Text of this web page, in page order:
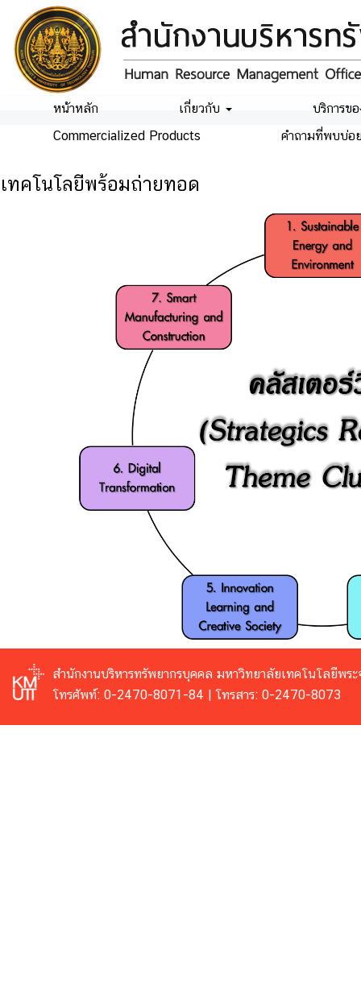
หน้าหลัก เกี่ยวกับ
บริการข
Commercialized Products
คำถามที่พบบ่อ
เทคโนโลยีพร้อมถ่ายทอด
สำนักงานบริหารทรัพยากรบุคคล มหาวิทยาลัยเทคโนโลยีพร
โทรศัพท์: 0-2470-8071-84 | โทรสาร: 0-2470-8073